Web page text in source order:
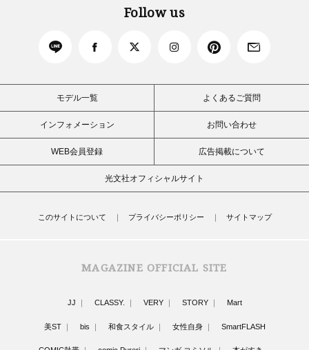
Follow us
モデル一覧 よくあるご質問
インフォメーション お問い合わせ
WEB会員登録 広告掲載について
光文社オフィシャルサイト
このサイトについて プライバシーポリシー サイトマップ
MAGAZINE OFFICIAL SITE
JJ CLASSY. VERY STORY Mart
美ST bis 和食スタイル 女性自身 SmartFLASH